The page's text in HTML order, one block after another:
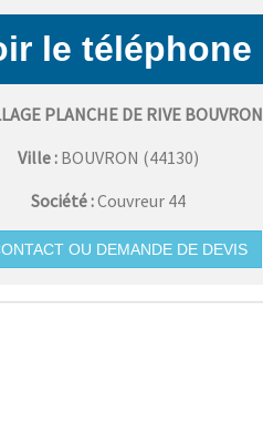
PLANCHE DE RIVE BOUVRON
Ville : BOUVRON (44130)
Société :Couvreur 44
OU DEMANDE DE DEVIS